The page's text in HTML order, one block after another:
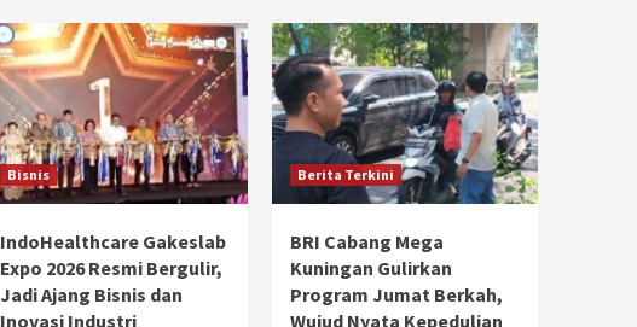
Bisnis
IndoHealthcare Gakeslab
Expo 2026 Resmi Bergulir,
Jadi Ajang Bisnis dan
Inovasi Industri
Berita Terkini
BRI Cabang Mega
Kuningan Gulirkan
Program Jumat Berkah,
Wujud Nyata Kepedulian